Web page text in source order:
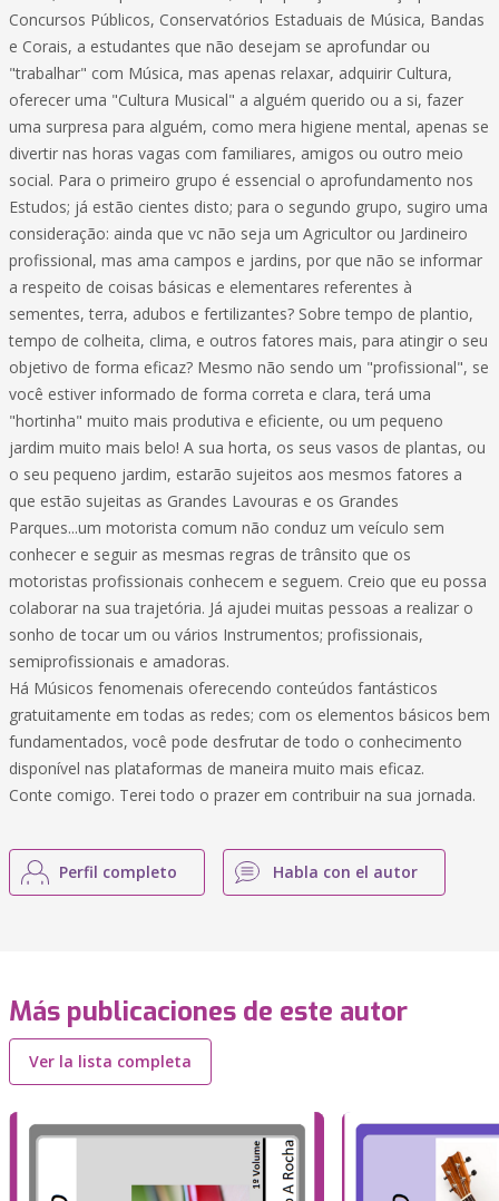
Concursos Públicos, Conservatórios Estaduais de Música, Bandas
e Corais, a estudantes que não desejam se aprofundar ou
"trabalhar" com Música, mas apenas relaxar, adquirir Cultura,
oferecer uma "Cultura Musical" a alguém querido ou a si, fazer
uma surpresa para alguém, como mera higiene mental, apenas se
divertir nas horas vagas com familiares, amigos ou outro meio
social. Para o primeiro grupo é essencial o aprofundamento nos
Estudos; já estão cientes disto; para o segundo grupo, sugiro uma
consideração: ainda que vc não seja um Agricultor ou Jardineiro
profissional, mas ama campos e jardins, por que não se informar
a respeito de coisas básicas e elementares referentes à
sementes, terra, adubos e fertilizantes? Sobre tempo de plantio,
tempo de colheita, clima, e outros fatores mais, para atingir o seu
objetivo de forma eficaz? Mesmo não sendo um "profissional", se
você estiver informado de forma correta e clara, terá uma
"hortinha" muito mais produtiva e eficiente, ou um pequeno
jardim muito mais belo! A sua horta, os seus vasos de plantas, ou
o seu pequeno jardim, estarão sujeitos aos mesmos fatores a
que estão sujeitas as Grandes Lavouras e os Grandes
Parques...um motorista comum não conduz um veículo sem
conhecer e seguir as mesmas regras de trânsito que os
motoristas profissionais conhecem e seguem. Creio que eu possa
colaborar na sua trajetória. Já ajudei muitas pessoas a realizar o
sonho de tocar um ou vários Instrumentos; profissionais,
semiprofissionais e amadoras.
Há Músicos fenomenais oferecendo conteúdos fantásticos
gratuitamente em todas as redes; com os elementos básicos bem
fundamentados, você pode desfrutar de todo o conhecimento
disponível nas plataformas de maneira muito mais eficaz.
Conte comigo. Terei todo o prazer em contribuir na sua jornada.
Perfil completo Habla con el autor
Más publicaciones de este autor
Ver la lista completa